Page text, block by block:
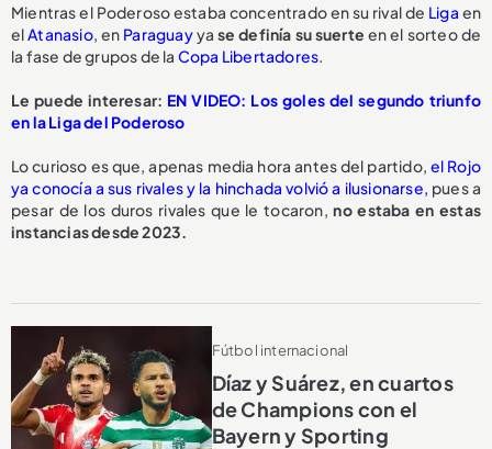
Mientras el Poderoso estaba concentrado en su rival de Liga en
elAtanasio, en Paraguayyase definía su suerte en el sorteo de
la fase de grupos de la Copa Libertadores.
Le puede interesar: EN VIDEO: Los goles del segundo triunfo
en la Liga del Poderoso
Lo curioso es que, apenas media hora antes del partido, el Rojo
ya conocía a sus rivales y la hinchada volvió a ilusionarse, pues a
pesar de los duros rivales que le tocaron,no estaba en estas
instancias desde 2023.
Fútbol internacional
Díaz y Suárez, en cuartos
de Champions con el
Bayern y Sporting